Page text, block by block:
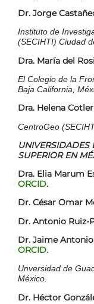
Dr. Jorge
Instituto de
(SECIHTI) Ciudad
Dra. María del
El Colegio de la
Baja California,
Dra. Helena Cotler
CentroGeo
UNIVERSIDADES
SUPERIOR EN
Dra. Elia Marum
ORCID.
Dr. César Omar
Dr. Antonio Ruiz-
Dr. Jaime
ORCID.
Unversidad de
México.
Dr. Héctor